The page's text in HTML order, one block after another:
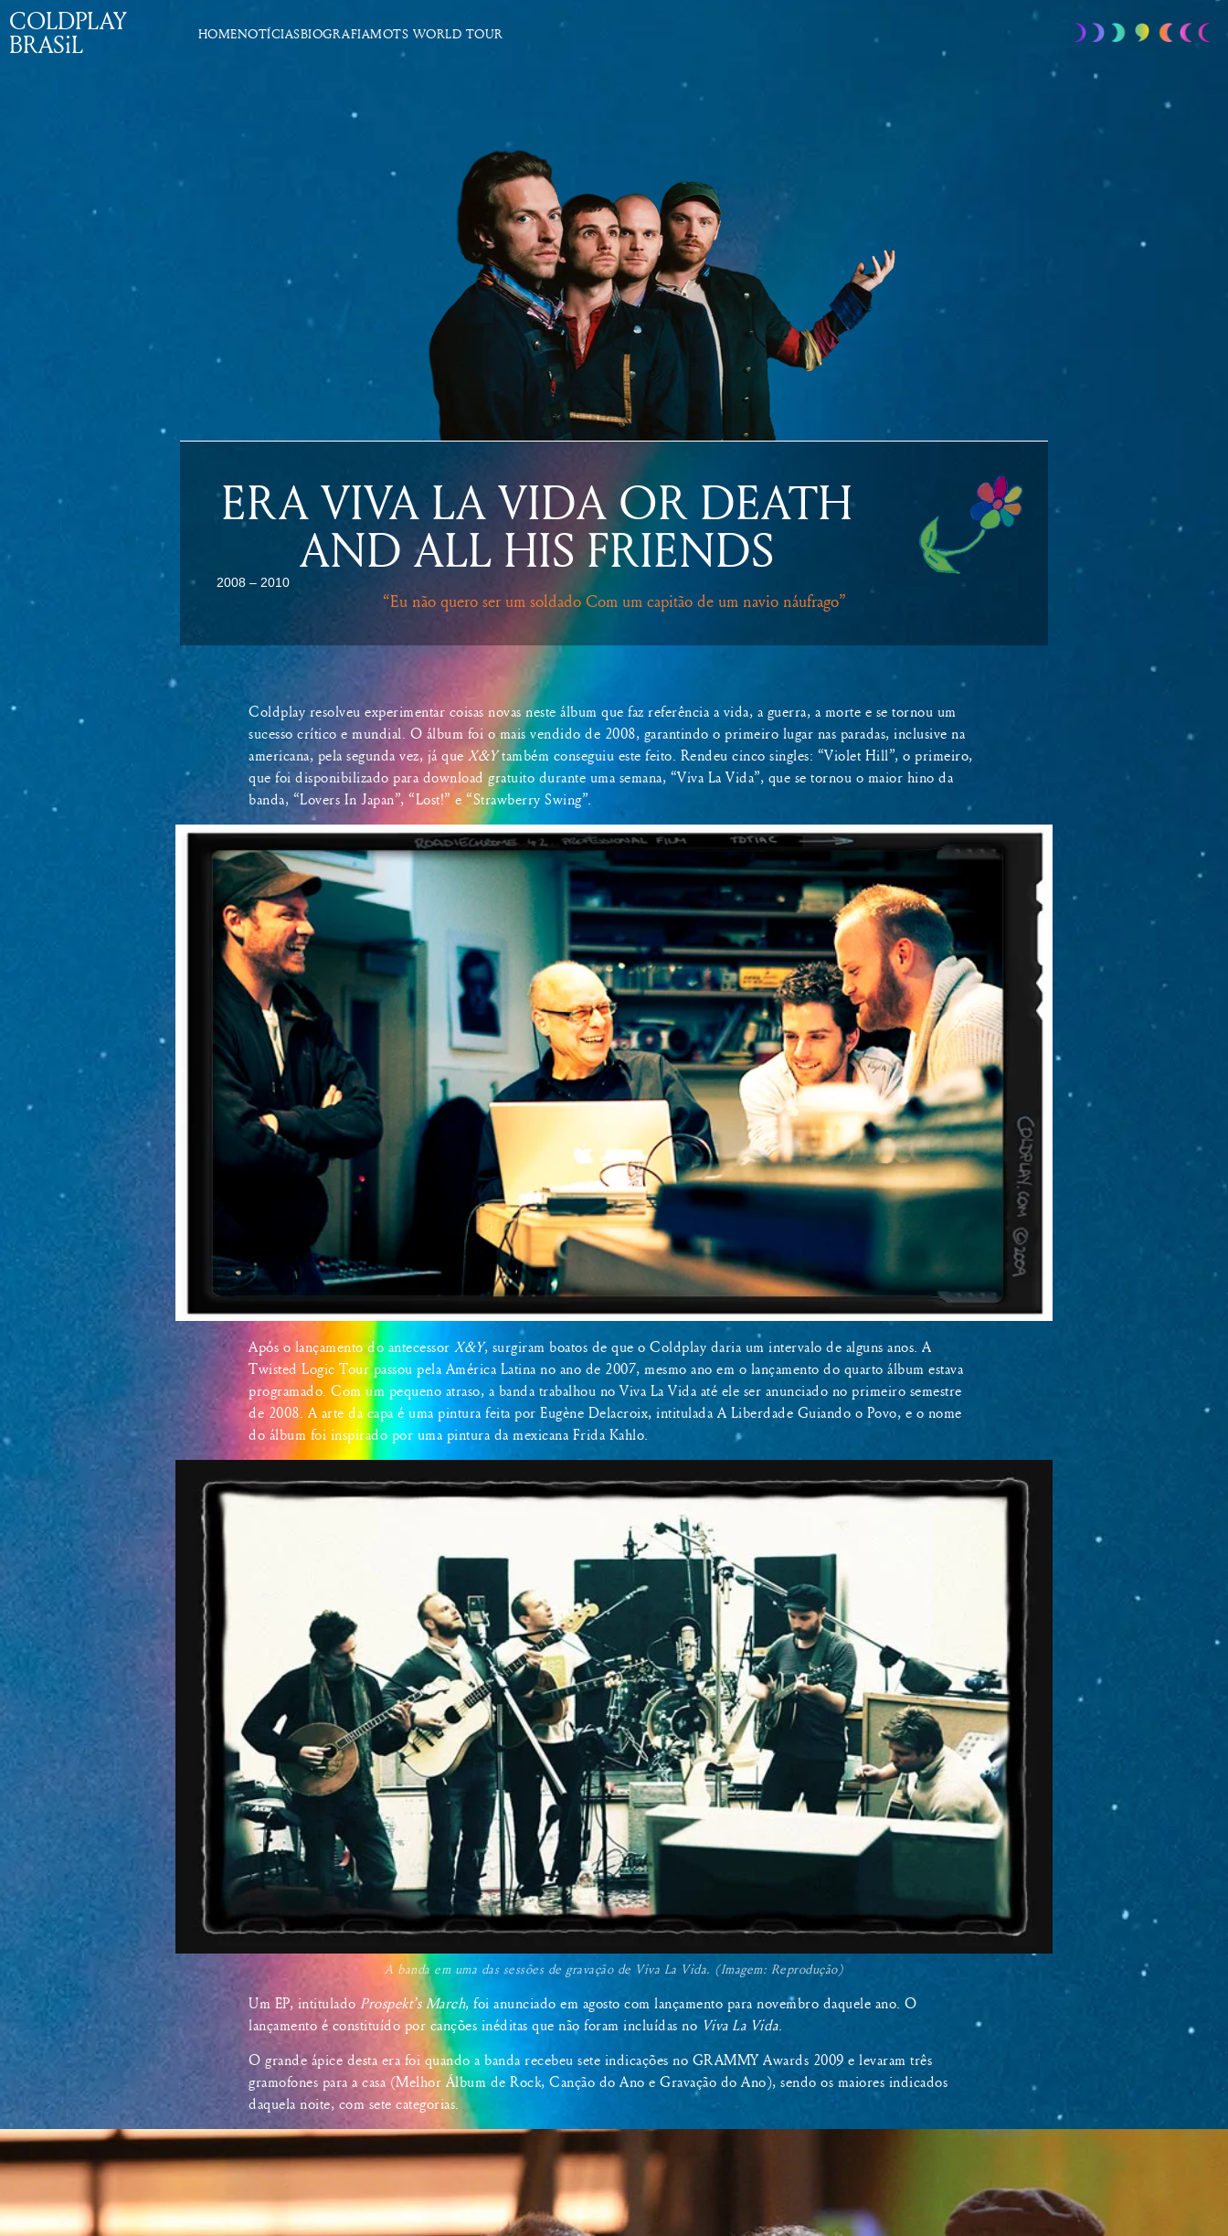
COLDPLAY
BRASiL HOMENOTÍCIASBIOGRAFIAMOTS WORLD TOUR
ERA VIVA LA VIDA OR DEATH
AND ALL HIS FRIENDS
2008 – 2010
“Eu não quero ser um soldado Com um capitão de um navio náufrago”
Coldplay resolveu experimentar coisas novas neste álbum que faz referência a vida, a guerra, a morte e se tornou um
sucesso crítico e mundial. O álbum foi o mais vendido de 2008, garantindo o primeiro lugar nas paradas, inclusive na
americana, pela segunda vez, já que X&Ytambém conseguiu este feito. Rendeu cinco singles: “Violet Hill”, o primeiro,
que foi disponibilizado para download gratuito durante uma semana, “Viva La Vida”, que se tornou o maior hino da
banda, “Lovers In Japan”, “Lost!” e “Strawberry Swing”.
Após o lançamento do antecessor X&Y, surgiram boatos de que o Coldplay daria um intervalo de alguns anos. A
Twisted Logic Tour passou pela América Latina no ano de 2007, mesmo ano em o lançamento do quarto álbum estava
programado. Com um pequeno atraso, a banda trabalhou no Viva La Vida até ele ser anunciado no primeiro semestre
de 2008. A arte da capa é uma pintura feita por Eugène Delacroix, intitulada A Liberdade Guiando o Povo, e o nome
do álbum foi inspirado por uma pintura da mexicana Frida Kahlo.
A banda em uma das sessões de gravação de Viva La Vida. (Imagem: Reprodução)
Um EP, intitulado Prospekt’s March, foi anunciado em agosto com lançamento para novembro daquele ano. O
lançamento é constituído por canções inéditas que não foram incluídas no Viva La Vida.
O grande ápice desta era foi quando a banda recebeu sete indicações no GRAMMY Awards 2009 e levaram três
gramofones para a casa (Melhor Álbum de Rock, Canção do Ano e Gravação do Ano), sendo os maiores indicados
daquela noite, com sete categorias.